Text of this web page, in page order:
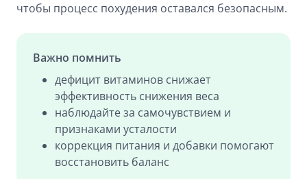
чтобы процесс похудения оставался безопасным.
Важно помнить
дефицит витаминов снижает
эффективность снижения веса
наблюдайте за самочувствием и
признаками усталости
коррекция питания и добавки помогают
восстановить баланс